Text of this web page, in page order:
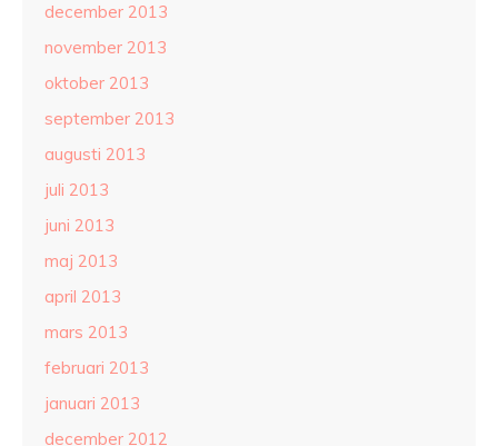
december 2013
november 2013
oktober 2013
september 2013
augusti 2013
juli 2013
juni 2013
maj 2013
april 2013
mars 2013
februari 2013
januari 2013
december 2012